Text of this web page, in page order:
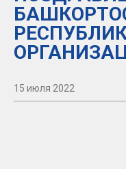
15 июля 2022